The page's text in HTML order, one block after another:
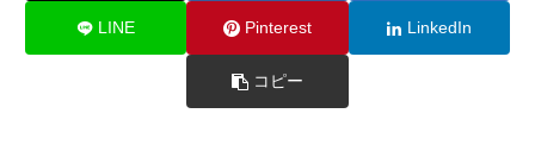
LINE Pinterest LinkedIn
コピー